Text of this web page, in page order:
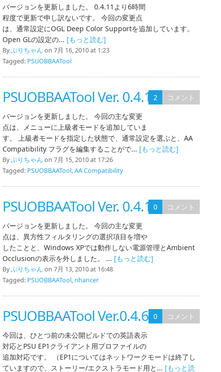
バージョンを更新しました。 0.4.11より6時間
程度で更新で申し訳ないです。 今回の変更点
は、通常設定にOGL Deep Color Supportを追加しています。
Open GLの設定の... [もっと読む]
Byぶりちゃん on 7月 16, 2010 at 1:23
Tagged: PSUOBBAATool
PSUOBBAATool Ver. 0.4.11
2
コメント
バージョンを更新しました。 今回の主な変更
点は、メニューに上級者モードを追加していま
す。 上級者モードを指定した状態で、通常設定を選ぶと、AA
Compatibility フラグを編集することがで... [もっと読む]
Byぶりちゃん on 7月 15, 2010 at 17:26
Tagged: PSUOBBAATool,AA Compatibility
PSUOBBAATool Ver. 0.4.10
0
コメント
バージョンを更新しました。 今回の主な変更
点は、異方性フィルタリングの選択項目を増や
したことと、Windows XPでは動作しない電源管理とAmbient
Occlusionの表示を外しました。 ... [もっと読む]
Byぶりちゃん on 7月 13, 2010 at 16:48
Tagged: PSUOBBAATool, nhancer
PSUOBBAATool Ver.0.4.6 0
コメント
今回は、ひとつ前の未公開ビルドでの英語表示
対応とPSU EP1クライアント用プロファイルの
追加対応です。 （EP1についてはネットワークモードは終了し
ていますので、ストーリー/エクストラモード用と... [もっと読